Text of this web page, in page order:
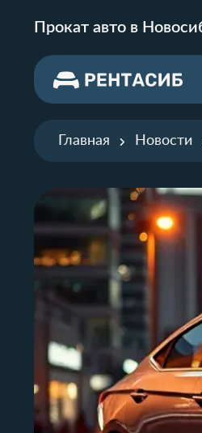
Прокат авто в
Главная Новости